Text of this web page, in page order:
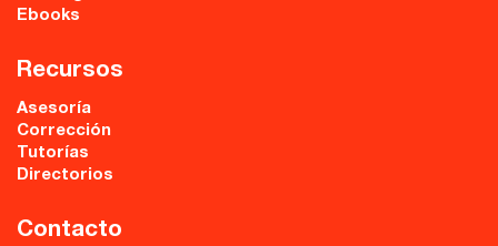
Ebooks
Recursos
Asesoría
Corrección
Tutorías
Directorios
Contacto